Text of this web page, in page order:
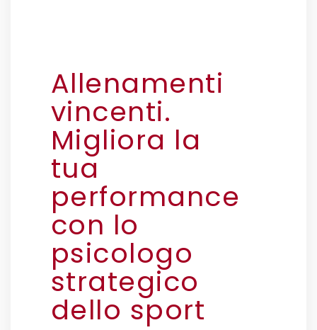
Allenamenti
vincenti.
Migliora la
tua
performance
con lo
psicologo
strategico
dello sport